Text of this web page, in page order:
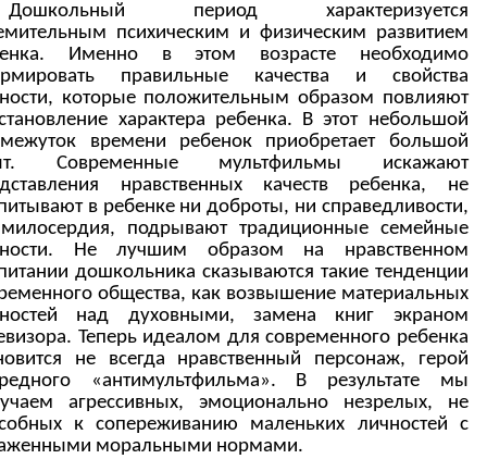
Дошкольный период характеризуется
психическим и физическим развитием
Именно в этом возрасте необходимо
правильные качества и свойства
которые положительным образом повлияют
характера ребенка. В этот небольшой
времени ребенок приобретает большой
Современные мультфильмы искажают
нравственных качеств ребенка, не
в ребенке ни доброты, ни справедливости,
подрывают традиционные семейные
Не лучшим образом на нравственном
дошкольника сказываются такие тенденции
общества, как возвышение материальных
над духовными, замена книг экраном
Теперь идеалом для современного ребенка
не всегда нравственный персонаж, герой
«антимультфильма». В результате мы
агрессивных, эмоционально незрелых, не
к сопереживанию маленьких личностей с
моральными нормами.